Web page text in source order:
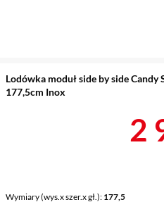
Lodówka moduł side by side Candy
177,5cm Inox
Wymiary (wys.x szer.x gł.) 177,5
2